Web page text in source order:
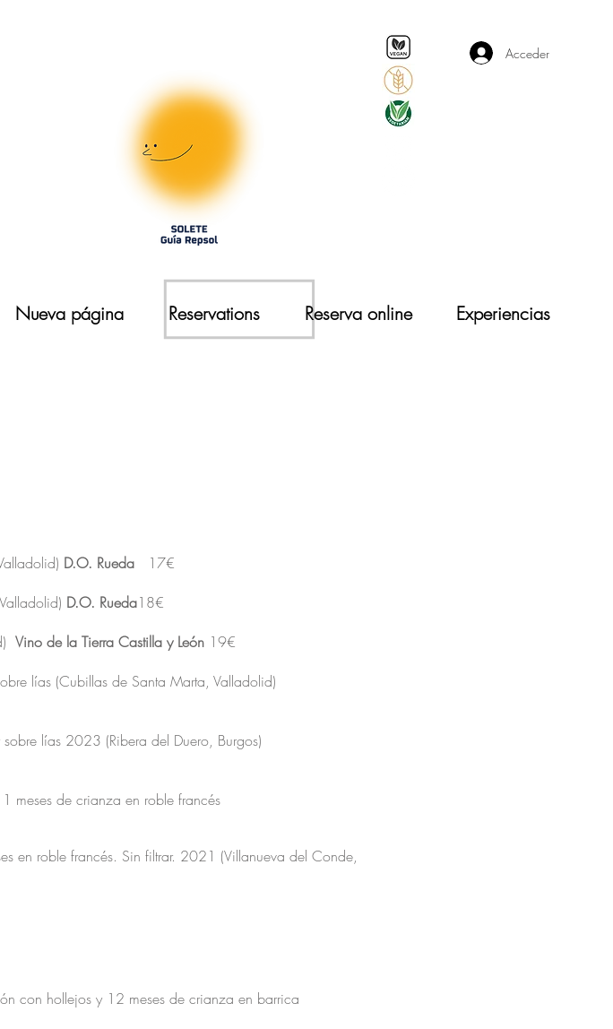
Acceder
Nueva página Reservations Reserva online Experiencias
D.O. Rueda 17€
D.O. Rueda18€
Vino de la Tierra Castilla y León 19€
lías (Cubillas de Santa Marta, Valladolid)
lías 2023 (Ribera del Duero, Burgos)
meses de crianza en roble francés
en roble francés. Sin filtrar. 2021 (Villanueva del Conde,
con hollejos y 12 meses de crianza en barrica